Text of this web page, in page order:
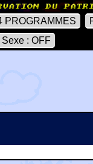
PROGRAMMES
: OFF